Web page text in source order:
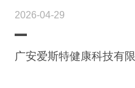
2026-04-29